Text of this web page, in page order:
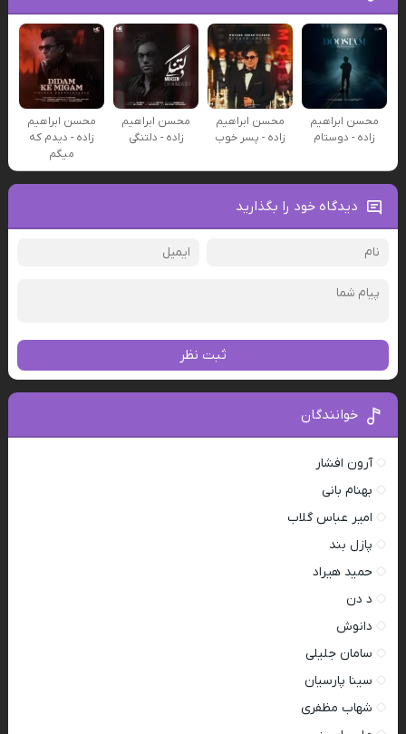
محسن ابراهیم
زاده - دوستام
محسن ابراهیم
زاده - پسر خوب
محسن ابراهیم
زاده - دلتنگی
محسن ابراهیم
زاده - دیدم که
میگم
دیدگاه خود را بگذارید
ثبت نظر
خوانندگان
آرون افشار
بهنام بانی
امیر عباس گلاب
پازل بند
حمید هیراد
د دن
دانوش
سامان جلیلی
سینا پارسیان
شهاب مظفری